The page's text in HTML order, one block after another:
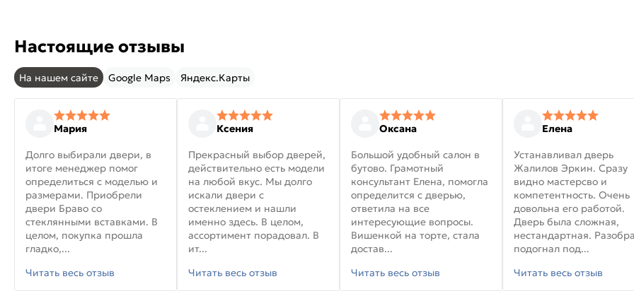
Настоящие отзывы
На нашем сайте Google Maps Яндекс.Карты
Мария
Долго выбирали двери, в
итоге менеджер помог
определиться с моделью и
размерами. Приобрели
двери Браво со
стеклянными вставками. В
целом, покупка прошла
гладко,...
Читать весь отзыв
Ксения
Прекрасный выбор дверей,
действительно есть модели
на любой вкус. Мы долго
искали двери с
остеклением и нашли
именно здесь. В целом,
ассортимент порадовал. В
ит...
Читать весь отзыв
Оксана
Большой удобный салон в
бутово. Грамотный
консультант Елена, помогла
определится с дверью,
ответила на все
интересующие вопросы.
Вишенкой на торте, стала
достав...
Читать весь отзыв
Елена
Устанавливал дверь
Жалилов Эркин. Сразу
видно мастерсво и
компетентность. Очень
довольна его работой.
Дверь была сложная,
нестандартная.
подогнал под...
Читать весь отзыв